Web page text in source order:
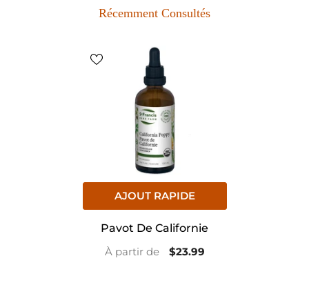
Récemment Consultés
AJOUT RAPIDE
Pavot De Californie
À partir de
$23.99